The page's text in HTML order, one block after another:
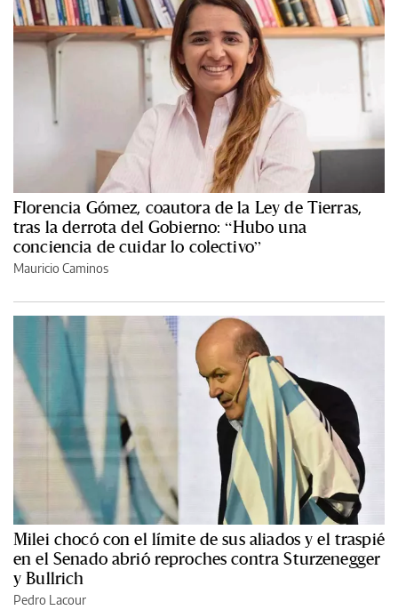
Florencia Gómez, coautora de la Ley de Tierras,
tras la derrota del Gobierno: “Hubo una
conciencia de cuidar lo colectivo”
Mauricio Caminos
Milei chocó con el límite de sus aliados y el traspié
en el Senado abrió reproches contra Sturzenegger
y Bullrich
Pedro Lacour